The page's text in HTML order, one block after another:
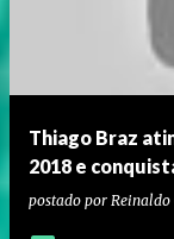
Thiago Braz
2018 e
postado por Reinaldo